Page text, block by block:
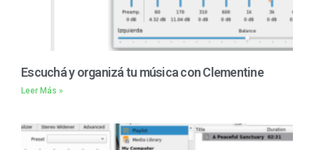
Escuchá y organizá tu música con Clementine
Leer Más »